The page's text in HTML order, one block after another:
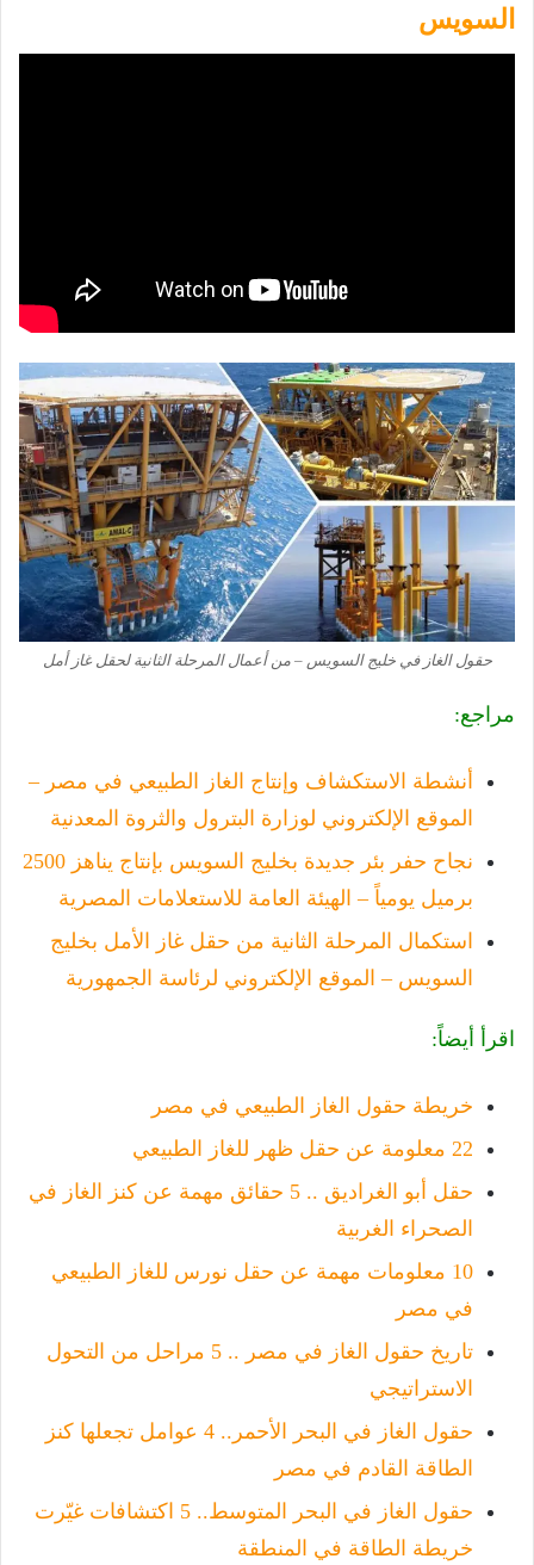
السويس
حقول الغاز في خليج السويس – من أعمال المرحلة الثانية لحقل غاز أمل
مراجع:
أنشطة الاستكشاف وإنتاج الغاز الطبيعي في مصر –
الموقع الإلكتروني لوزارة البترول والثروة المعدنية
نجاح حفر بئر جديدة بخليج السويس بإنتاج يناهز 2500
برميل يومياً – الهيئة العامة للاستعلامات المصرية
استكمال المرحلة الثانية من حقل غاز الأمل بخليج
السويس – الموقع الإلكتروني لرئاسة الجمهورية
اقرأ أيضاً:
خريطة حقول الغاز الطبيعي في مصر
22 معلومة عن حقل ظهر للغاز الطبيعي
حقل أبو الغراديق .. 5 حقائق مهمة عن كنز الغاز في
الصحراء الغربية
10 معلومات مهمة عن حقل نورس للغاز الطبيعي
في مصر
تاريخ حقول الغاز في مصر .. 5 مراحل من التحول
الاستراتيجي
حقول الغاز في البحر الأحمر.. 4 عوامل تجعلها كنز
الطاقة القادم في مصر
حقول الغاز في البحر المتوسط.. 5 اكتشافات غيّرت
خريطة الطاقة في المنطقة